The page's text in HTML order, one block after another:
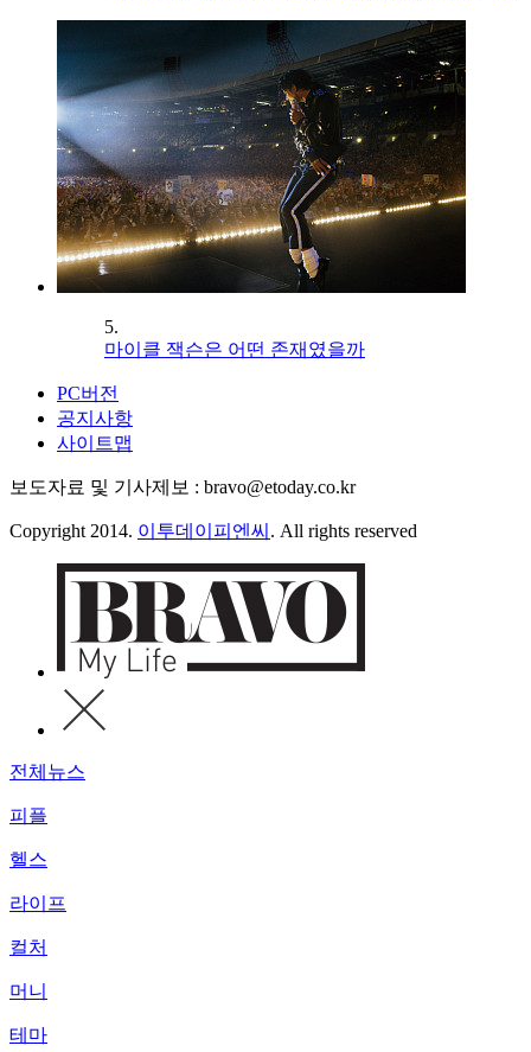
5.
마이클 잭슨은 어떤 존재였을까
PC버전
공지사항
사이트맵
보도자료 및 기사제보 : bravo@etoday.co.kr
Copyright 2014. 이투데이피엔씨 . All rights reserved
전체뉴스
피플
헬스
라이프
컬처
머니
테마